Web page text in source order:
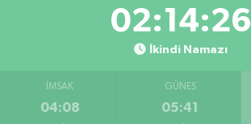
02:14:25
İkindi Namazı
İMSAK
04:08
GÜNEŞ
05:41